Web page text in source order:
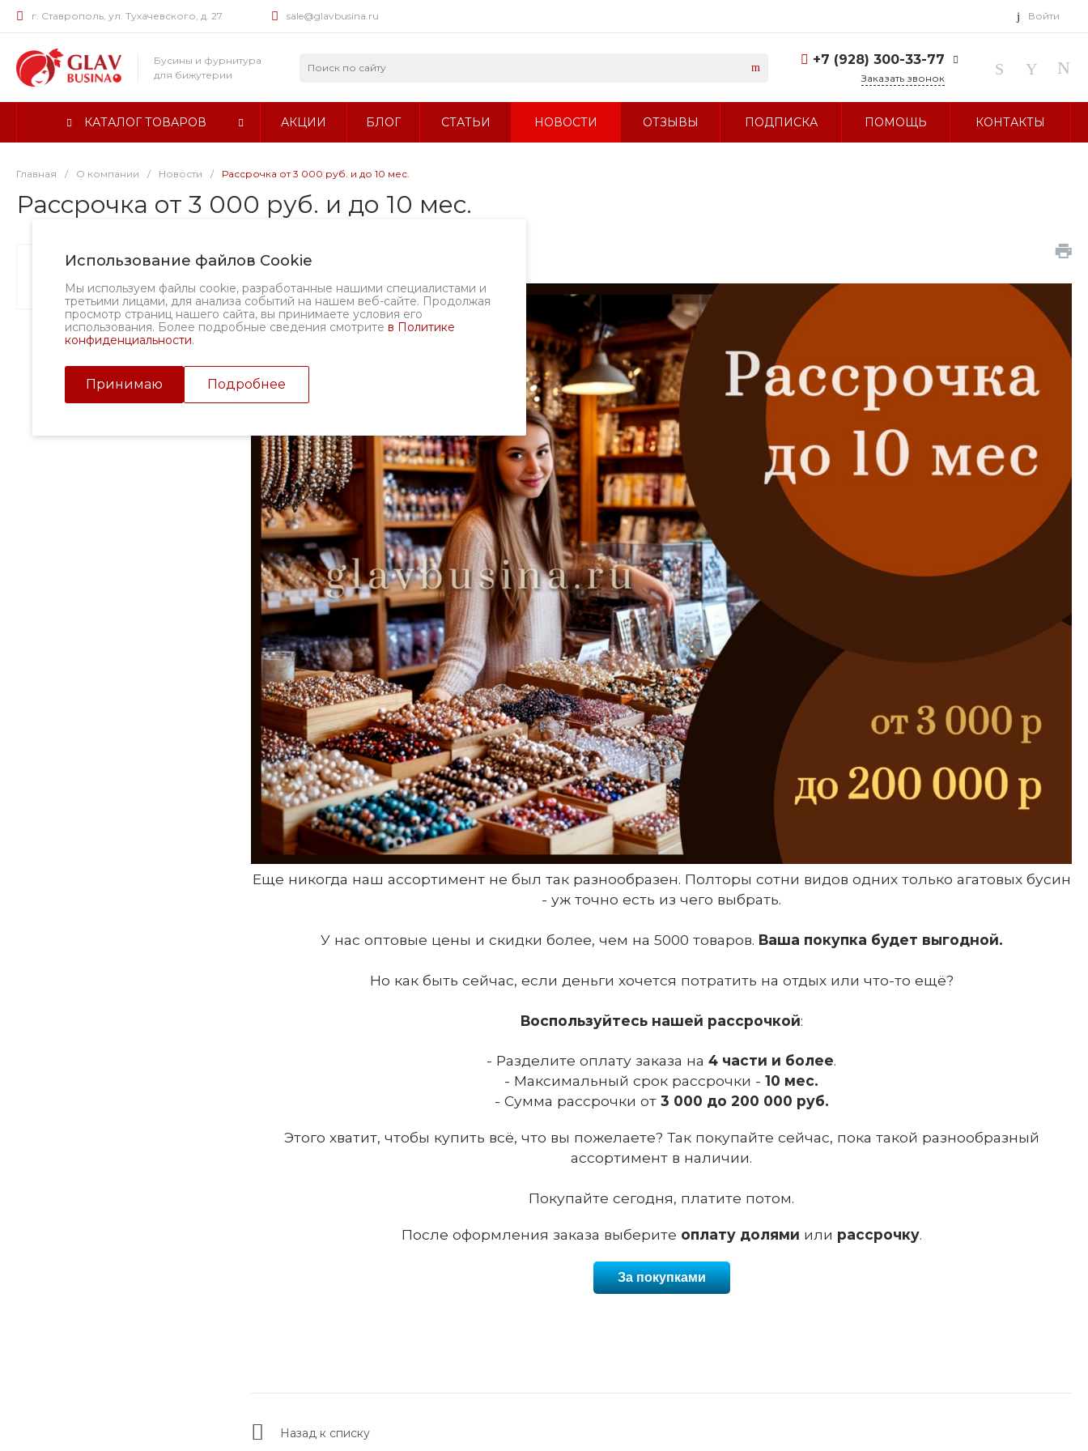
г. Ставрополь, ул. Тухачевского, д. 27 sale@glavbusina.ru Войти
Бусины и фурнитура
для бижутерии
+7 (928) 300-33-77
г. Ставрополь, ул.
Заказать звонок
КАТАЛОГ ТОВАРОВ АКЦИИ БЛОГ СТАТЬИ НОВОСТИ ОТЗЫВЫ ПОДПИСКА ПОМОЩЬ КОНТАКТЫ
Главная / О компании / Новости / Рассрочка от 3 000 руб. и до 10 мес.
Рассрочка от 3 000 руб. и до 10 мес.
Использование файлов Cookie
Мы используем файлы cookie, разработанные нашими специалистами и
третьими лицами, для анализа событий на нашем веб-сайте. Продолжая
просмотр страниц нашего сайта, вы принимаете условия его
использования. Более подробные сведения смотрите в Политике
конфиденциальности.
Принимаю Подробнее
Политика
конфиденциальности
12 июл 2025
Еще никогда наш ассортимент не был так разнообразен. Полторы сотни видов одних только агатовых бусин
- уж точно есть из чего выбрать.
У нас оптовые цены и скидки более, чем на 5000 товаров. Ваша покупка будет выгодной.
Но как быть сейчас, если деньги хочется потратить на отдых или что-то ещё?
Воспользуйтесь нашей рассрочкой:
- Разделите оплату заказа на 4 части и более.
- Максимальный срок рассрочки - 10 мес.
- Сумма рассрочки от 3 000 до 200 000 руб.
Этого хватит, чтобы купить всё, что вы пожелаете? Так покупайте сейчас, пока такой разнообразный
ассортимент в наличии.
Покупайте сегодня, платите потом.
После оформления заказа выберите оплату долями или рассрочку.
За покупками
Назад к списку